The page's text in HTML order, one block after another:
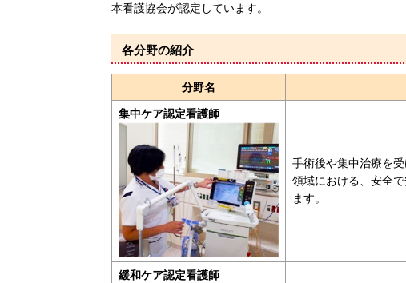
本看護協会が認定しています。
各分野の紹介
分野名
集中ケア認定看護師
手術後や集中治療を
領域における、安全
ます。
緩和ケア認定看護師